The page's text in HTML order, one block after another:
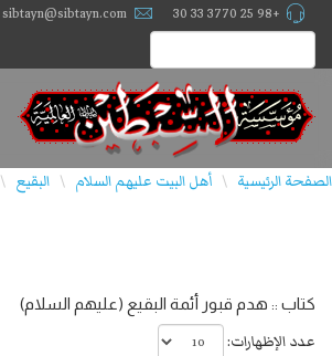
+98 25 3770 33 30
sibtayn@sibtayn.com
الصفحة الرئيسية \ أهل البيت عليهم السلام \ البقيع \
كتاب :: هدم قبور أئمة البقيع (عليهم السلام)
عدد الإظهارات: